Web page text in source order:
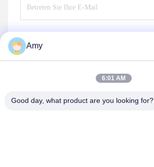
Amy
6:01 AM
Good day, what product are you looking for?